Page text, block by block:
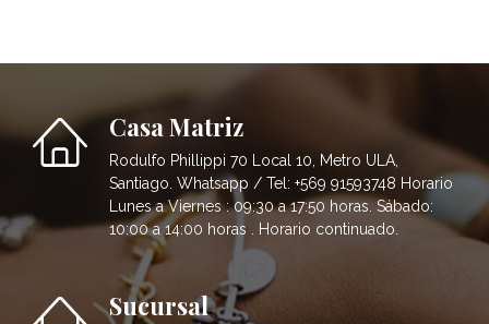
Casa Matriz
Rodulfo Phillippi 70 Local 10, Metro ULA,
Santiago. Whatsapp / Tel: +569 91593748 Horario
Lunes a Viernes : 09:30 a 17:50 horas. Sábado:
10:00 a 14:00 horas . Horario continuado.
Sucursal